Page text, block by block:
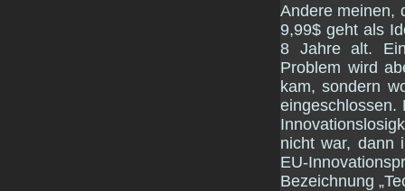
Andere meinen,
9,99$ geht als
8 Jahre alt.
Problem wird
kam, sondern
eingeschlossen.
nicht war, dann
EU-
Bezeichnung